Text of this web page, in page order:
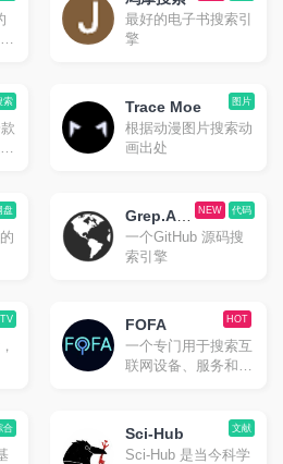
索结果，让用户快速
直达所需信息
最好的电子书搜索引
擎
索 图片
Trace Moe
根据动漫图片搜索动
画出处
盘 代码
NEW
Grep.Ap
p
一个GitHub 源码搜
索引擎
HOT
FOFA
一个专门用于搜索互
联网设备、服务和网
合 文献
Sci-Hub
Sci-Hub 是当今科学